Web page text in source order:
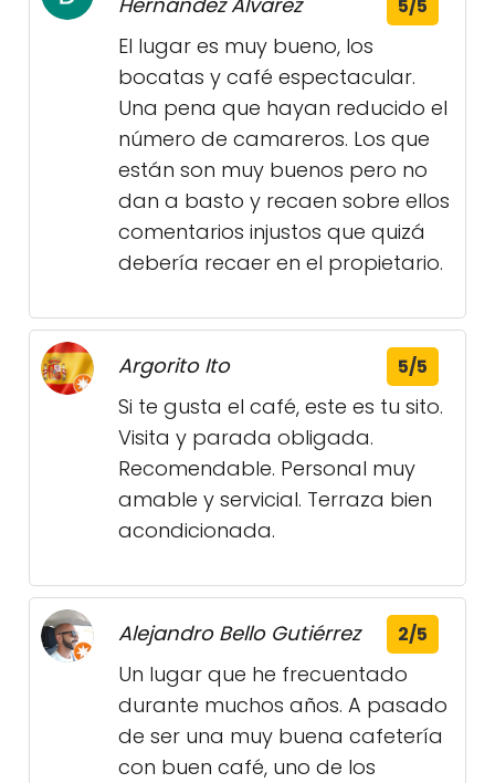
5/5
El lugar es muy bueno, los
bocatas y café espectacular.
Una pena que hayan reducido el
número de camareros. Los que
están son muy buenos pero no
dan a basto y recaen sobre ellos
comentarios injustos que quizá
debería recaer en el propietario.
Argorito Ito 5/5
Si te gusta el café, este es tu sito.
Visita y parada obligada.
Recomendable. Personal muy
amable y servicial. Terraza bien
acondicionada.
Alejandro Bello Gutiérrez 2/5
Un lugar que he frecuentado
durante muchos años. A pasado
de ser una muy buena cafetería
con buen café, uno de los